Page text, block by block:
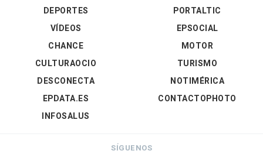
DEPORTES
VÍDEOS
PORTALTIC
EPSOCIAL
CHANCE
CULTURAOCIO
DESCONECTA
EPDATA.ES
INFOSALUS
MOTOR
TURISMO
NOTIMÉRICA
CONTACTOPHOTO
SÍGUENOS